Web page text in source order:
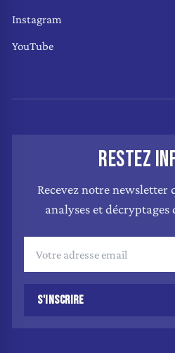
Instagram
YouTube
RESTEZ
Recevez notre newsletter
analyses et
S'INSCRIRE